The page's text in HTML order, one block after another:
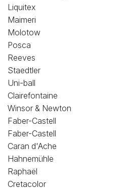
Liquitex
Maimeri
Molotow
Posca
Reeves
Staedtler
Uni-ball
Clairefontaine
Winsor & Newton
Faber-Castell
Faber-Castell
Caran d'Ache
Hahnemühle
Raphaël
Cretacolor